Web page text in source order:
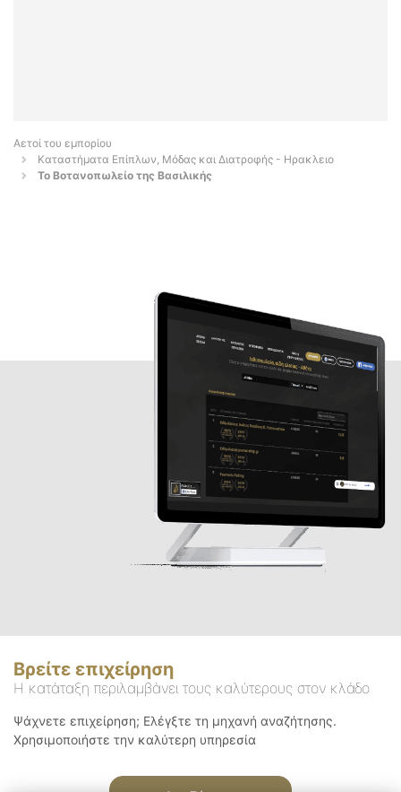
Αετοί του εμπορίου
Καταστήματα Επίπλων, Μόδας και Διατροφής - Ηρακλειο
Το Βοτανοπωλείο της Βασιλικής
Βρείτε επιχείρηση
Η κατάταξη περιλαμβάνει τους καλύτερους στον κλάδο
Ψάχνετε επιχείρηση; Ελέγξτε τη μηχανή αναζήτησης.
Χρησιμοποιήστε την καλύτερη υπηρεσία